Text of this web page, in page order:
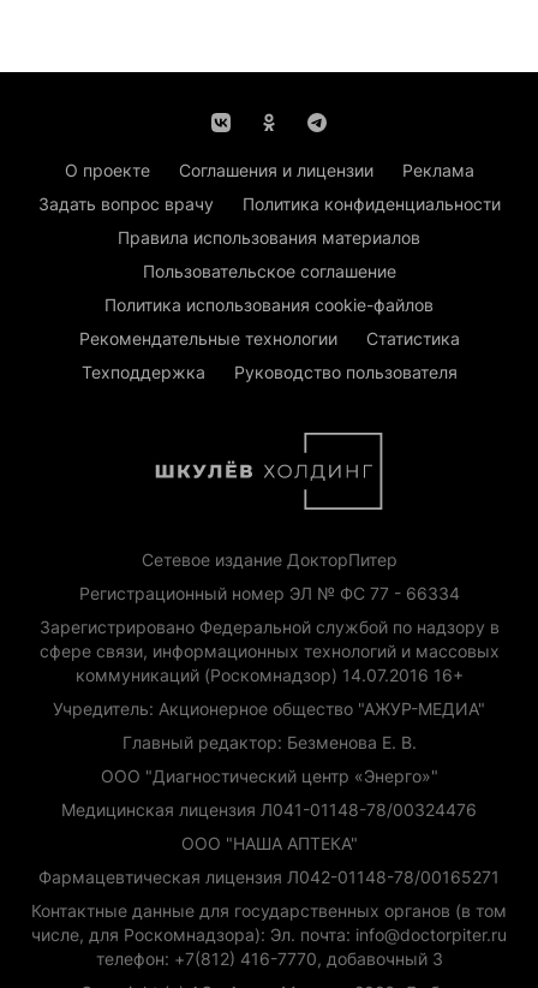
О проекте Соглашения и лицензии
Реклама
Задать вопрос врачу
Политика конфиденциальности
Правила использования материалов
Пользовательское соглашение
Политика использования cookie-файлов
Рекомендательные технологии
Статистика
Техподдержка
Руководство пользователя
Сетевое издание ДокторПитер
Регистрационный номер ЭЛ № ФС 77 - 66334
Зарегистрировано Федеральной службой по надзору в
сфере связи, информационных технологий и массовых
коммуникаций (Роскомнадзор) 14.07.2016 16+
Учредитель: Акционерное общество "АЖУР-МЕДИА"
Главный редактор: Безменова Е. В.
ООО "Диагностический центр «Энерго»"
Медицинская лицензия Л041-01148-78/00324476
ООО "НАША АПТЕКА"
Фармацевтическая лицензия Л042-01148-78/00165271
Контактные данные для государственных органов (в том
числе, для Роскомнадзора): Эл. почта: info@doctorpiter.ru
телефон: +7(812) 416-7770, добавочный 3